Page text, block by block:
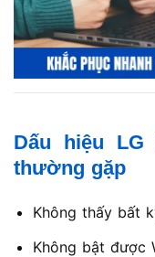
Dấu hiệu LG
thường gặp
Không thấy bất
Không bật được